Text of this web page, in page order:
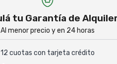
tu Garantía de
Al menor precio y en 24 horas
12 cuotas con tarjeta crédito